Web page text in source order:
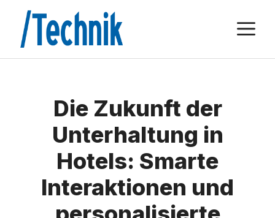
Inhalt
springen
Die Zukunft der
Unterhaltung in
Hotels: Smarte
Interaktionen und